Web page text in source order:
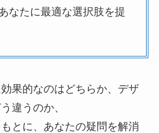
なたに最適な選択肢を提
果的なのはどちらか、デザ
違うのか、
とに、あなたの疑問を解消